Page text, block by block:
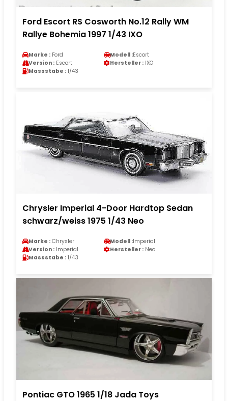
Ford Escort RS Cosworth No.12 Rally WM
Rallye Bohemia 1997 1/43 IXO
Marke : Ford Modell :Escort
Version : Escort Hersteller : IXO
Massstabe : 1/43
Chrysler Imperial 4-Door Hardtop Sedan
schwarz/weiss 1975 1/43 Neo
Marke : Chrysler Modell :Imperial
Version : Imperial Hersteller : Neo
Massstabe : 1/43
Pontiac GTO 1965 1/18 Jada Toys